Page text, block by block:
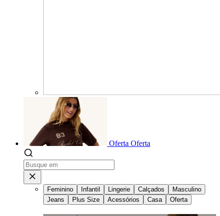
Oferta Oferta
Feminino Infantil Lingerie Calçados
Masculino
Jeans
Plus Size Acessórios Casa Oferta